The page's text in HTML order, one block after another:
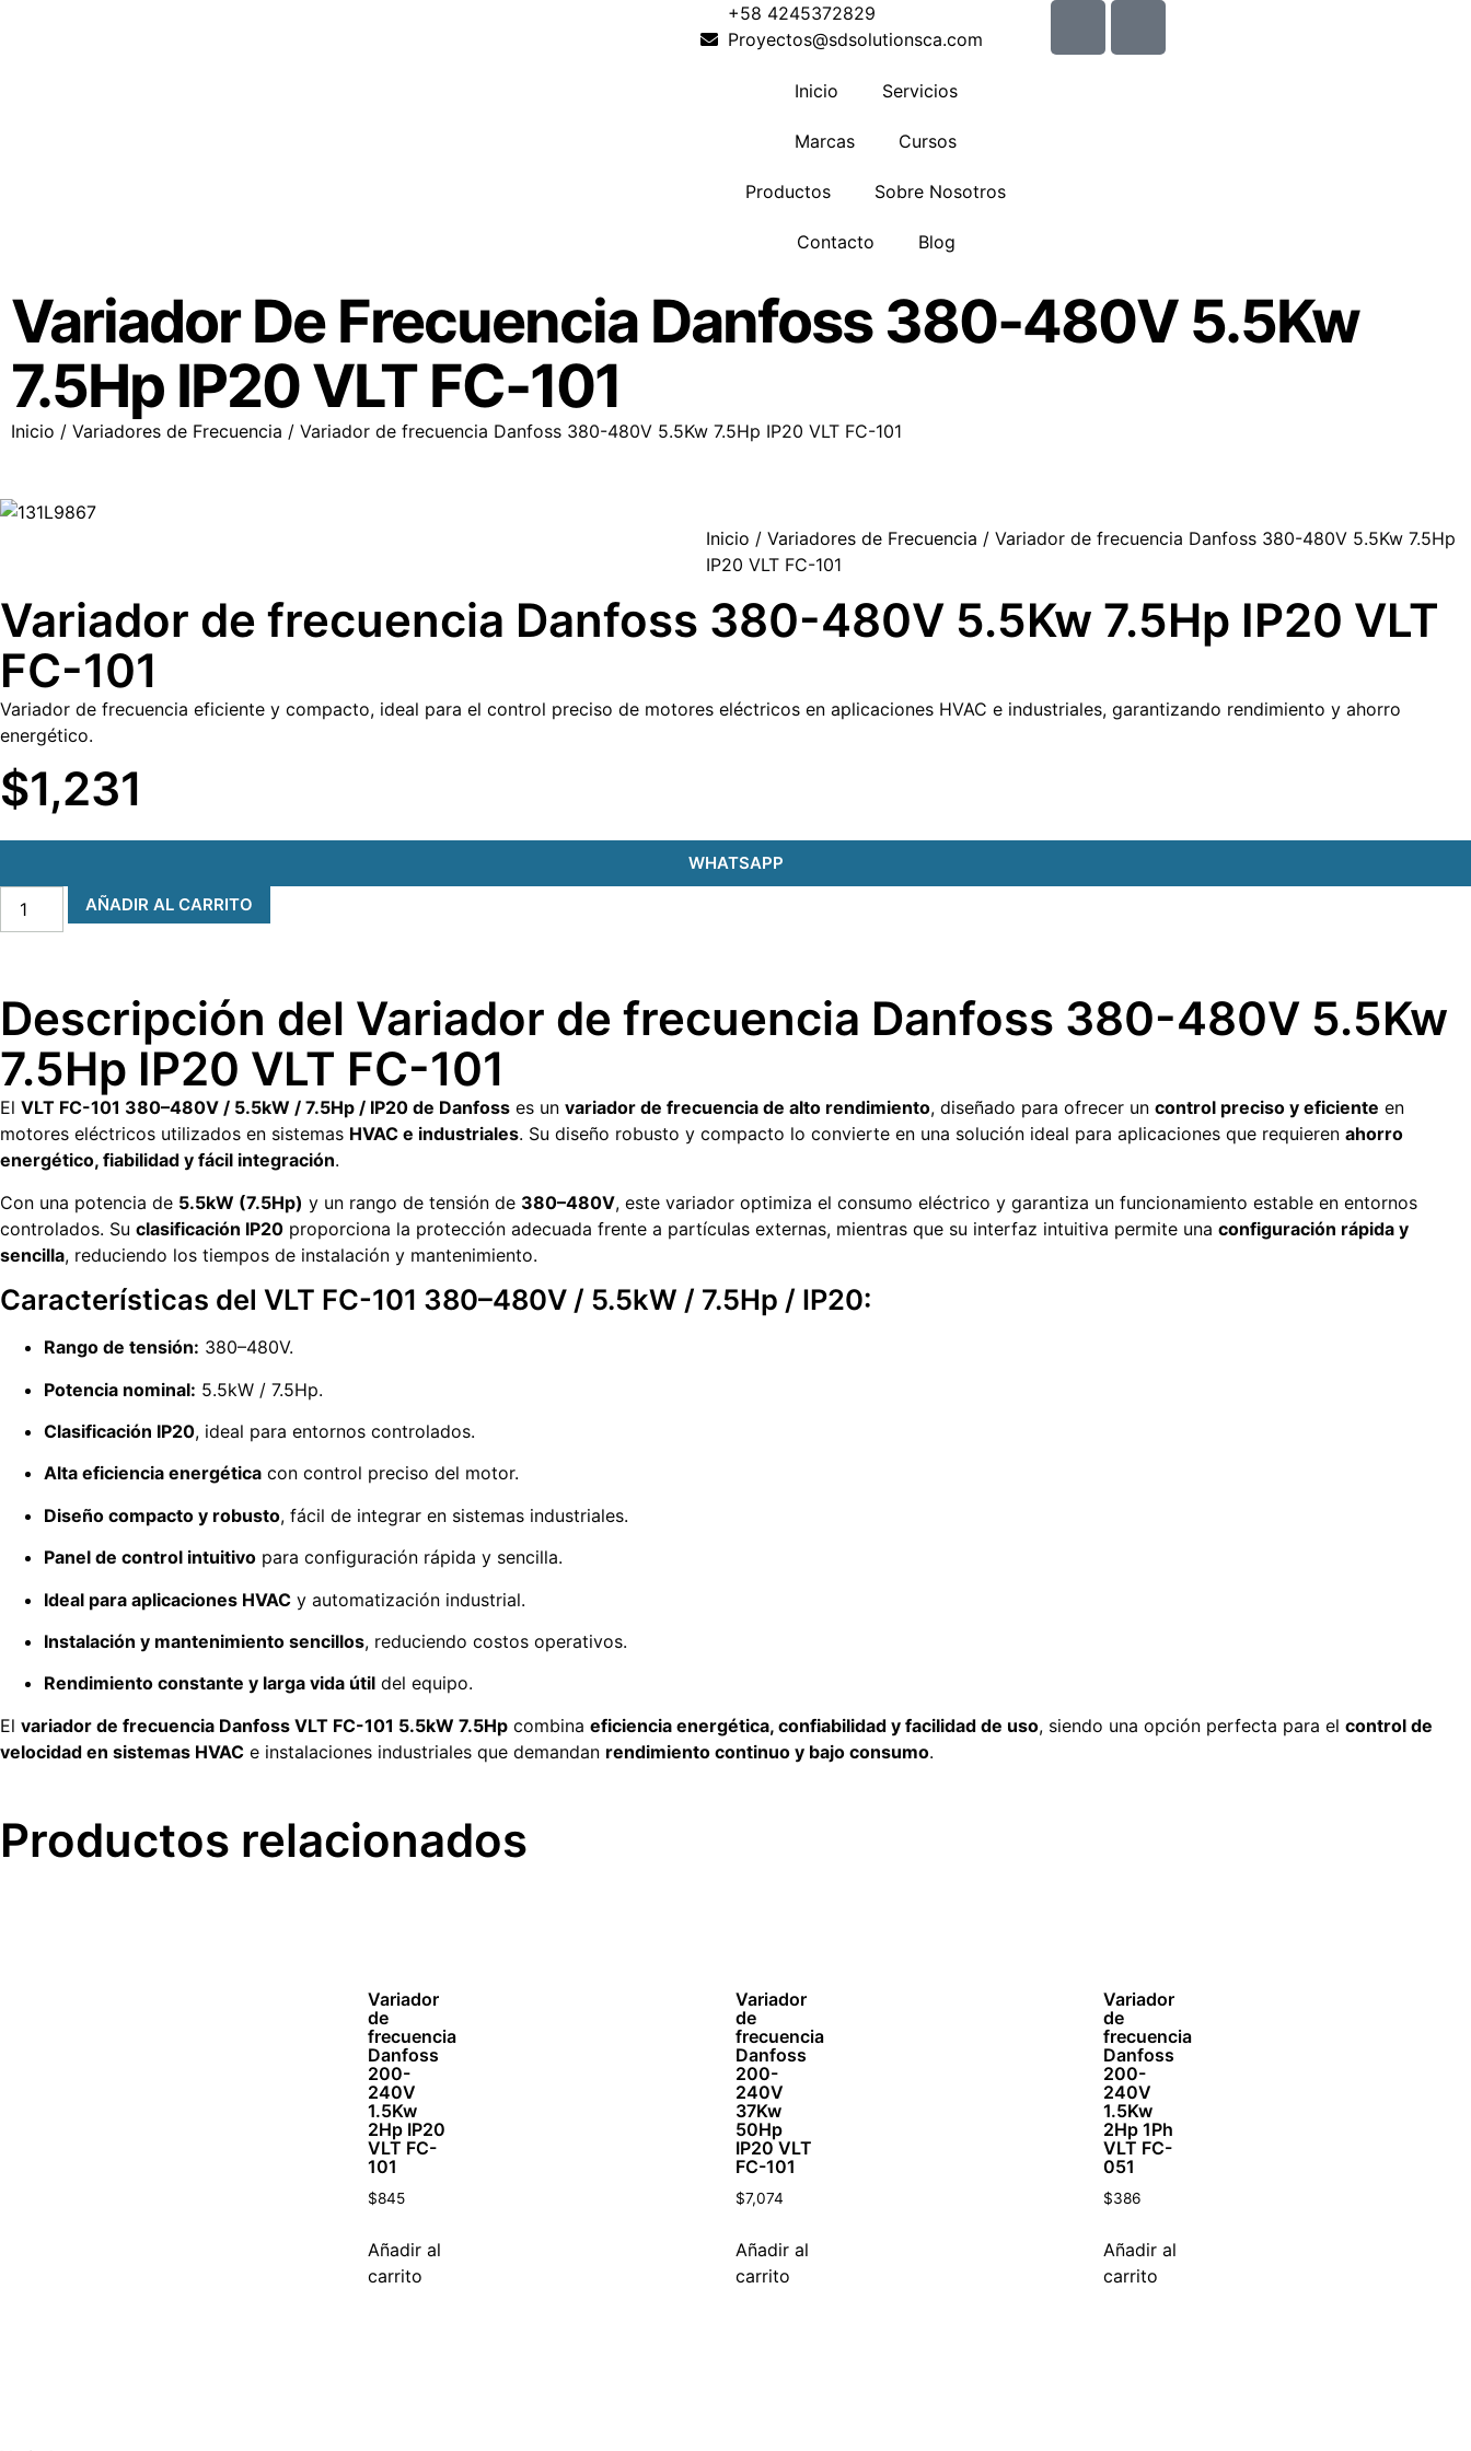
+58 4245372829
Proyectos@sdsolutionsca.com
Inicio Servicios
Marcas Cursos
Productos Sobre Nosotros
Contacto Blog
Variador De Frecuencia Danfoss 380-480V 5.5Kw
7.5Hp IP20 VLT FC-101
Inicio / Variadores de Frecuencia / Variador de frecuencia Danfoss 380-480V 5.5Kw 7.5Hp IP20 VLT FC-101
Inicio /Variadores de Frecuencia / Variador de frecuencia Danfoss 380-480V 5.5Kw 7.5Hp
IP20 VLT FC-101
Variador de frecuencia Danfoss 380-480V 5.5Kw 7.5Hp IP20 VLT
FC-101
Variador de frecuencia eficiente y compacto, ideal para el control preciso de motores eléctricos en aplicaciones HVAC e industriales, garantizando rendimiento y ahorro
energético.
$1,231
WHATSAPP
AÑADIR AL CARRITO
Descripción del Variador de frecuencia Danfoss 380-480V 5.5Kw
7.5Hp IP20 VLT FC-101
El VLT FC-101 380–480V / 5.5kW / 7.5Hp / IP20 de Danfoss es un variador de frecuencia de alto rendimiento, diseñado para ofrecer un control preciso y eficiente en
motores eléctricos utilizados en sistemas HVAC e industriales. Su diseño robusto y compacto lo convierte en una solución ideal para aplicaciones que requieren ahorro
energético, fiabilidad y fácil integración.
Con una potencia de 5.5kW (7.5Hp) y un rango de tensión de 380–480V, este variador optimiza el consumo eléctrico y garantiza un funcionamiento estable en entornos
controlados. Su clasificación IP20 proporciona la protección adecuada frente a partículas externas, mientras que su interfaz intuitiva permite una configuración rápida y
sencilla, reduciendo los tiempos de instalación y mantenimiento.
Características del VLT FC-101 380–480V / 5.5kW / 7.5Hp / IP20:
Rango de tensión: 380–480V.
Potencia nominal: 5.5kW / 7.5Hp.
Clasificación IP20, ideal para entornos controlados.
Alta eficiencia energética con control preciso del motor.
Diseño compacto y robusto, fácil de integrar en sistemas industriales.
Panel de control intuitivo para configuración rápida y sencilla.
Ideal para aplicaciones HVAC y automatización industrial.
Instalación y mantenimiento sencillos, reduciendo costos operativos.
Rendimiento constante y larga vida útil del equipo.
El variador de frecuencia Danfoss VLT FC-101 5.5kW 7.5Hp combina eficiencia energética, confiabilidad y facilidad de uso, siendo una opción perfecta para el control de
velocidad en sistemas HVAC e instalaciones industriales que demandan rendimiento continuo y bajo consumo.
Productos relacionados
Variador
de
frecuencia
Danfoss
200-
240V
1.5Kw
2Hp IP20
VLT FC-
101
$845
Añadir al
carrito
Variador
de
frecuencia
Danfoss
200-
240V
37Kw
50Hp
IP20 VLT
FC-101
$7,074
Añadir al
carrito
Variador
de
frecuencia
Danfoss
200-
240V
1.5Kw
2Hp 1Ph
VLT FC-
051
$386
Añadir al
carrito